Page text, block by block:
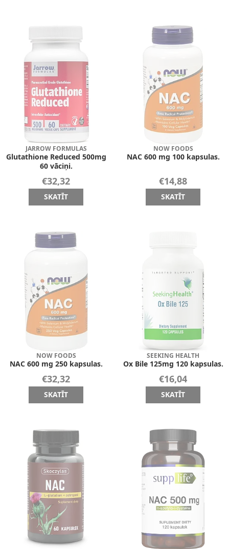
JARROW FORMULAS
Glutathione Reduced 500mg
60 vāciņi.
€32,32
SKATĪT
NOW FOODS
NAC 600 mg 100 kapsulas.
€14,88
SKATĪT
NOW FOODS
NAC 600 mg 250 kapsulas.
€32,32
SKATĪT
SEEKING HEALTH
Ox Bile 125mg 120 kapsulas.
€16,04
SKATĪT